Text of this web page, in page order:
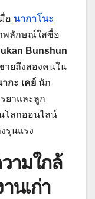
อ นากาโนะ
พลักษณ์ใสซื่อ
Bunshun
ายถึงสองคนใน
กะ เคย์ นัก
ยาและลูก
โลกออนไลน์
รุนแรง
ามใกล้
นเก่า